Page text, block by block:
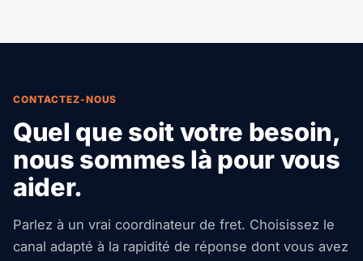
CONTACTEZ-NOUS
Quel que soit votre besoin,
nous sommes là pour vous
aider.
Parlez à un vrai coordinateur de fret. Choisissez le
canal adapté à la rapidité de réponse dont vous avez